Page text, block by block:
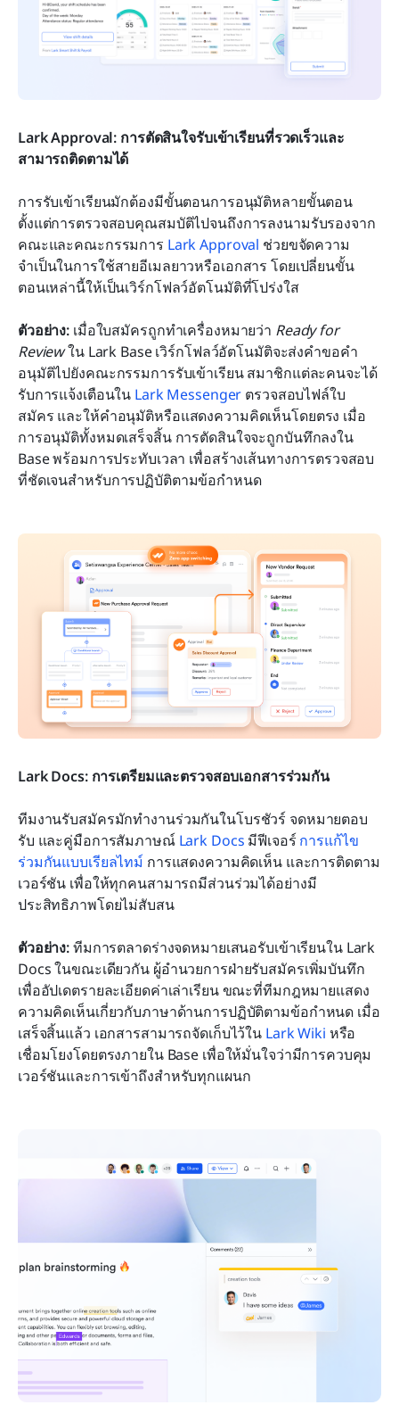
Lark Approval: การตัดสินใจรับเข้าเรียนที่รวดเร็วและ
สามารถติดตามได้
การรับเข้าเรียนมักต้องมีขั้นตอนการอนุมัติหลายขั้นตอน
ตั้งแต่การตรวจสอบคุณสมบัติไปจนถึงการลงนามรับรองจาก
คณะและคณะกรรมการ Lark Approval ช่วยขจัดความ
จำเป็นในการใช้สายอีเมลยาวหรือเอกสาร โดยเปลี่ยนขั้น
ตอนเหล่านี้ให้เป็นเวิร์กโฟลว์อัตโนมัติที่โปร่งใส
ตัวอย่าง: เมื่อใบสมัครถูกทำเครื่องหมายว่า Ready for
Review ใน Lark Base เวิร์กโฟลว์อัตโนมัติจะส่งคำขอคำ
อนุมัติไปยังคณะกรรมการรับเข้าเรียน สมาชิกแต่ละคนจะได้
รับการแจ้งเตือนใน Lark Messenger ตรวจสอบไฟล์ใบ
สมัคร และให้คำอนุมัติหรือแสดงความคิดเห็นโดยตรง เมื่อ
การอนุมัติทั้งหมดเสร็จสิ้น การตัดสินใจจะถูกบันทึกลงใน
Base พร้อมการประทับเวลา เพื่อสร้างเส้นทางการตรวจสอบ
ที่ชัดเจนสำหรับการปฏิบัติตามข้อกำหนด
Lark Docs: การเตรียมและตรวจสอบเอกสารร่วมกัน
ทีมงานรับสมัครมักทำงานร่วมกันในโบรชัวร์ จดหมายตอบ
รับ และคู่มือการสัมภาษณ์ Lark Docs มีฟีเจอร์ การแก้ไข
ร่วมกันแบบเรียลไทม์ การแสดงความคิดเห็น และการติดตาม
เวอร์ชัน เพื่อให้ทุกคนสามารถมีส่วนร่วมได้อย่างมี
ประสิทธิภาพโดยไม่สับสน
ตัวอย่าง: ทีมการตลาดร่างจดหมายเสนอรับเข้าเรียนใน Lark
Docs ในขณะเดียวกัน ผู้อำนวยการฝ่ายรับสมัครเพิ่มบันทึก
เพื่ออัปเดตรายละเอียดค่าเล่าเรียน ขณะที่ทีมกฎหมายแสดง
ความคิดเห็นเกี่ยวกับภาษาด้านการปฏิบัติตามข้อกำหนด เมื่อ
เสร็จสิ้นแล้ว เอกสารสามารถจัดเก็บไว้ใน Lark Wiki หรือ
เชื่อมโยงโดยตรงภายใน Base เพื่อให้มั่นใจว่ามีการควบคุม
เวอร์ชันและการเข้าถึงสำหรับทุกแผนก